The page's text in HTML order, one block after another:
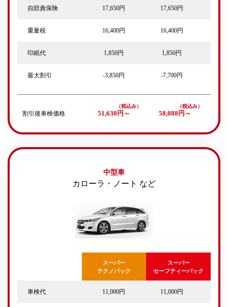
自賠責保険 17,650円 17,650円
重量税 16,400円 16,400円
印紙代 1,850円 1,850円
最大割引 -3,850円 -7,700円
割引後車検価格 51,630円～ 58,088円～
中型車
カローラ・ノート など
スーパー
テクノパック
スーパー
セーフティーパック
車検代 11,000円 11,000円